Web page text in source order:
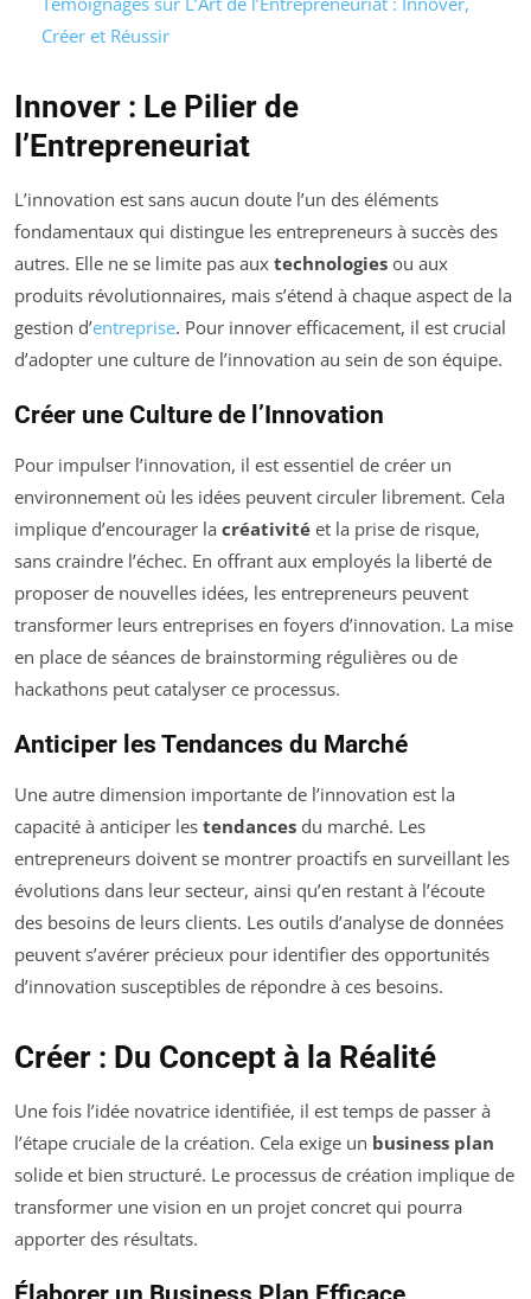
Créer et Réussir
Innover : Le Pilier de
l’Entrepreneuriat
L’innovation est sans aucun doute l’un des éléments
fondamentaux qui distingue les entrepreneurs à succès des
autres. Elle ne se limite pas aux technologies ou aux
produits révolutionnaires, mais s’étend à chaque aspect de la
gestion d’entreprise. Pour innover efficacement, il est crucial
d’adopter une culture de l’innovation au sein de son équipe.
Créer une Culture de l’Innovation
Pour impulser l’innovation, il est essentiel de créer un
environnement où les idées peuvent circuler librement. Cela
implique d’encourager la créativité et la prise de risque,
sans craindre l’échec. En offrant aux employés la liberté de
proposer de nouvelles idées, les entrepreneurs peuvent
transformer leurs entreprises en foyers d’innovation. La mise
en place de séances de brainstorming régulières ou de
hackathons peut catalyser ce processus.
Anticiper les Tendances du Marché
Une autre dimension importante de l’innovation est la
capacité à anticiper les tendances du marché. Les
entrepreneurs doivent se montrer proactifs en surveillant les
évolutions dans leur secteur, ainsi qu’en restant à l’écoute
des besoins de leurs clients. Les outils d’analyse de données
peuvent s’avérer précieux pour identifier des opportunités
d’innovation susceptibles de répondre à ces besoins.
Créer : Du Concept à la Réalité
Une fois l’idée novatrice identifiée, il est temps de passer à
l’étape cruciale de la création. Cela exige un business plan
solide et bien structuré. Le processus de création implique de
transformer une vision en un projet concret qui pourra
apporter des résultats.